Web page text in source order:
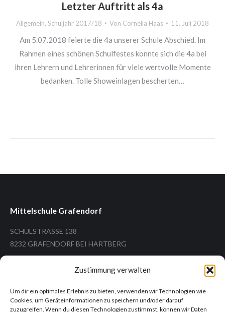
Zustimmung verwalten
Um dir ein optimales Erlebnis zu bieten, verwenden wir Technologien wie
Cookies, um Geräteinformationen zu speichern und/oder darauf
zuzugreifen. Wenn du diesen Technologien zustimmst, können wir Daten
Letzter Auftritt als 4a
Allgemein, Schuljahr 2017/18 Von Cornelia Haas 11. Juli 2018
Am 5.07.2018 feierte die 4a unserer Schule Abschied. Im
Rahmen eines schönen Schulfestes konnte sich die 4a bei
ihren Lehrern und Lehrerinnen für viele wertvolle Momente
bedanken. Tolle Showeinlagen bescherten…
Mittelschule Grafendorf
SCHULSTRASSE 138
8232 GRAFENDORF BEI HARTBERG
Tel.: +43 (3338) 26 12
Mail: ms.grafendorf@ms-grafendorf.at